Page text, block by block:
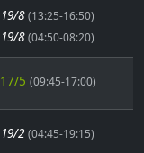
19/8 (13:25-16:50)
19/8 (04:50-08:20)
17/5 (09:45-17:00)
19/2 (04:45-19:15)